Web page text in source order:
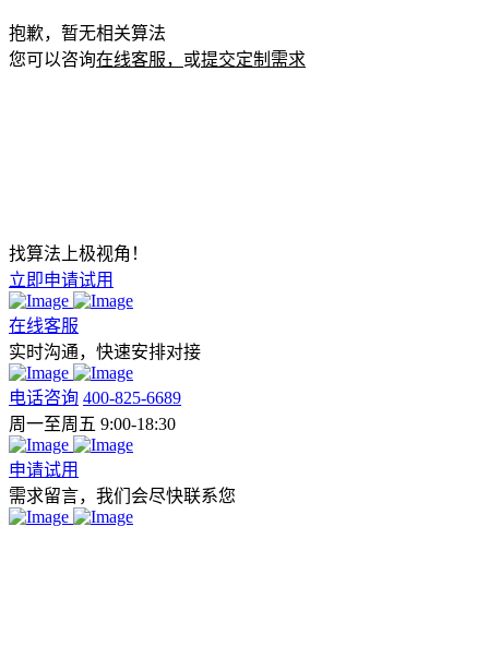
抱歉，暂无相关算法
您可以咨询在线客服， 或提交定制需求
找算法上极视角！
立即申请试用
在线客服
实时沟通，快速安排对接
电话咨询 400-825-6689
周一至周五 9:00-18:30
申请试用
需求留言，我们会尽快联系您